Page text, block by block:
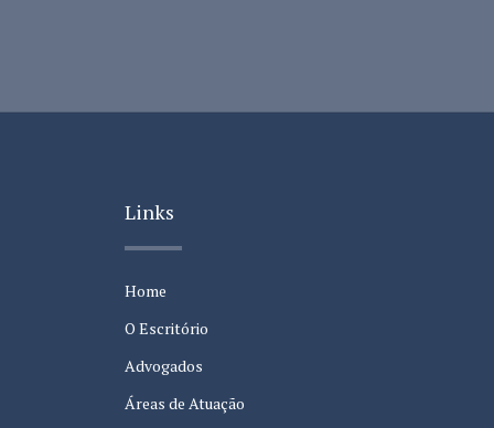
Links
Home
O Escritório
Advogados
Áreas de Atuação